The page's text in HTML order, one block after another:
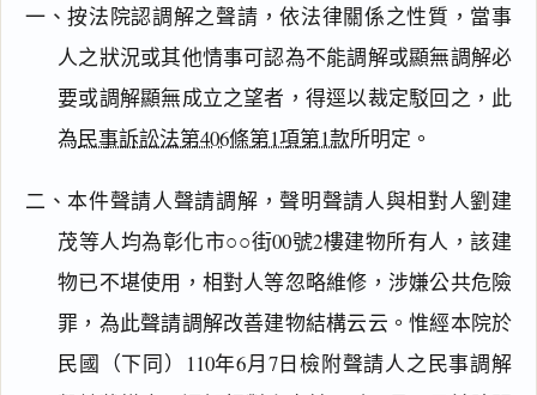
一、按法院認調解之聲請，依法律關係之性質，當事
人之狀況或其他情事可認為不能調解或顯無調解必
要或調解顯無成立之望者，得逕以裁定駁回之，此
為民事訴訟法第406條第1項第1款所明定。
二、本件聲請人聲請調解，聲明聲請人與相對人劉建
茂等人均為彰化市○○街00號2樓建物所有人，該建
物已不堪使用，相對人等忽略維修，涉嫌公共危險
罪，為此聲請調解改善建物結構云云。惟經本院於
民國（下同）110年6月7日檢附聲請人之民事調解